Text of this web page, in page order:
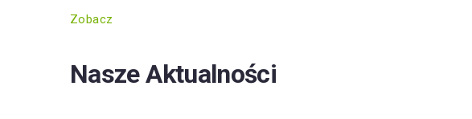
Zobacz
Nasze Aktualności